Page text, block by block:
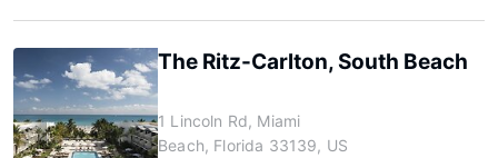
The Ritz-Carlton, South Beach
1 Lincoln Rd, Miami
Beach, Florida 33139, US